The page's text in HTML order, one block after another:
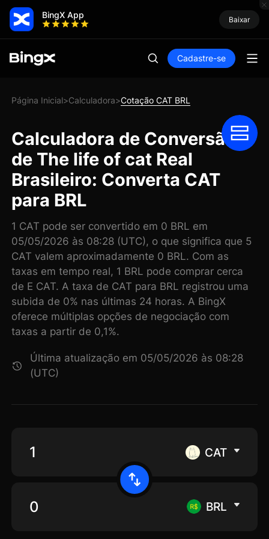
BingX App Baixar
Cadastre-se
Página Inicial>Calculadora>Cotação CAT BRL
Calculadora de Conversão
de The life of cat Real
Brasileiro: Converta CAT
para BRL
1 CAT pode ser convertido em 0 BRL em
05/05/2026 às 08:28 (UTC), o que significa que 5
CAT valem aproximadamente 0 BRL. Com as
taxas em tempo real, 1 BRL pode comprar cerca
de E CAT. A taxa de CAT para BRL registrou uma
subida de 0% nas últimas 24 horas. A BingX
oferece múltiplas opções de negociação com
taxas a partir de 0,1%.
Última atualização em 05/05/2026 às 08:28
(UTC)
CAT
BRL